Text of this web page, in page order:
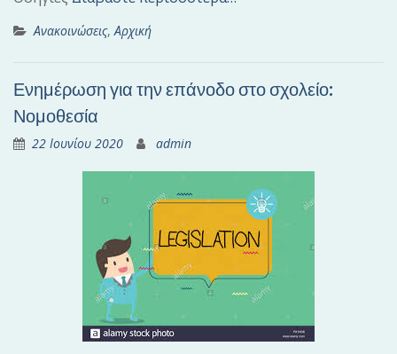
Ανακοινώσεις, Αρχική
Ενημέρωση για την επάνοδο στο σχολείο:
Νομοθεσία
22 Ιουνίου 2020 admin